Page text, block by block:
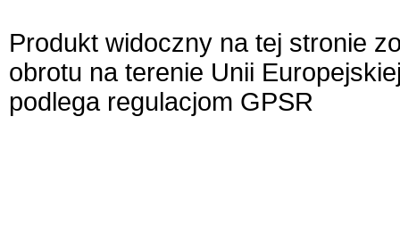
Produkt widoczny na tej stronie
obrotu na terenie Unii
podlega regulacjom GPSR